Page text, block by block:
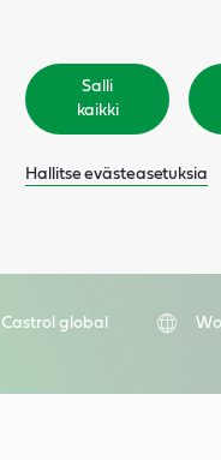
Salli
kaikki
Hallitse evästeasetuksia
Castrol global